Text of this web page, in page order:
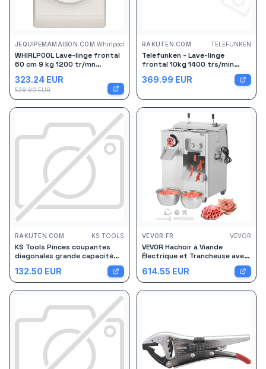
JEQUIPEMAMAISON.COM Whirlpool
WHIRLPOOL Lave-linge frontal
60 cm 9 kg 1200 tr/mn
323.24 EUR
529.90 EUR
RAKUTEN.COM TELEFUNKEN
Telefunken - Lave-linge
frontal 10kg 1400 trs/min
369.99 EUR
RAKUTEN.COM KS TOOLS
KS Tools Pinces coupantes
diagonales grande capacité
132.50 EUR
VEVOR.FR VEVOR
VEVOR Hachoir à Viande
Électrique et Trancheuse avec
kg/min, Poussoir à Saucisses
en Acier Inoxydable, avec Lame
et Plaque de Broyage, pour
614.55 EUR